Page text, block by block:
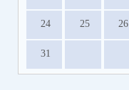
24 25 26
31